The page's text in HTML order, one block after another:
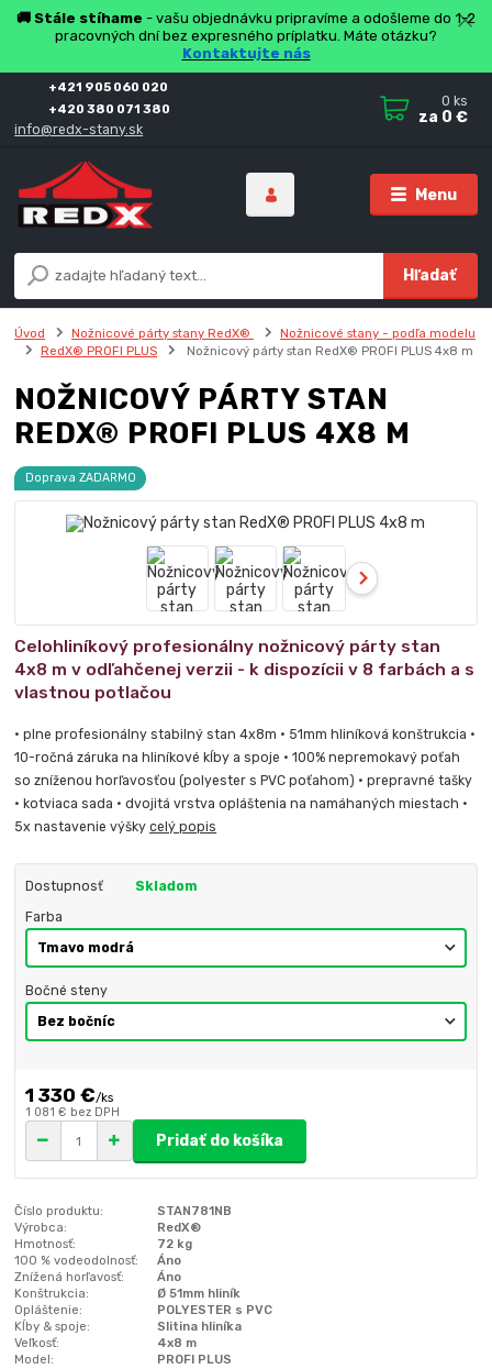
🚚 Stále stíhame - vašu objednávku pripravíme a odošleme do 1-2
pracovných dní bez expresného príplatku. Máte otázku?
Kontaktujte nás
Menu
Hľadať
+421 905 060 020
+420 380 071 380
info@redx-stany.sk
0 ks
za 0 €
Úvod Nožnicové párty stany RedX®
Nožnicové stany - podľa modelu
RedX® PROFI PLUS
Nožnicový párty stan RedX® PROFI PLUS 4x8 m
NOŽNICOVÝ PÁRTY STAN
REDX® PROFI PLUS 4X8 M
Doprava ZADARMO
Celohliníkový profesionálny nožnicový párty stan
4x8 m v odľahčenej verzii - k dispozícii v 8 farbách a s
vlastnou potlačou
• plne profesionálny stabilný stan 4x8m • 51mm hliníková konštrukcia •
10-ročná záruka na hliníkové kĺby a spoje • 100% nepremokavý poťah
so zníženou horľavosťou (polyester s PVC poťahom) • prepravné tašky
• kotviaca sada • dvojitá vrstva opláštenia na namáhaných miestach •
5x nastavenie výškycelý popis
Dostupnosť Skladom
Farba
Bočné steny
1 330 €/ks
1 081 € bez DPH
Pridať do košíka
Číslo produktu:
STAN781NB
Výrobca:
RedX®
Hmotnosť:
72 kg
100 % vodeodolnosť:
Áno
Znížená horľavosť:
Áno
Konštrukcia:
Ø 51mm hliník
Opláštenie:
POLYESTER s PVC
Kĺby & spoje:
Slitina hliníka
Veľkosť:
4x8 m
Model:
PROFI PLUS